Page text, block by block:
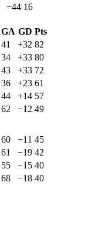
−44 16
GA GD Pts
41 +32 82
34 +33 80
43 +33 72
36 +23 61
44 +14 57
62 −12 49
60 −11 45
61 −19 42
55 −15 40
68 −18 40